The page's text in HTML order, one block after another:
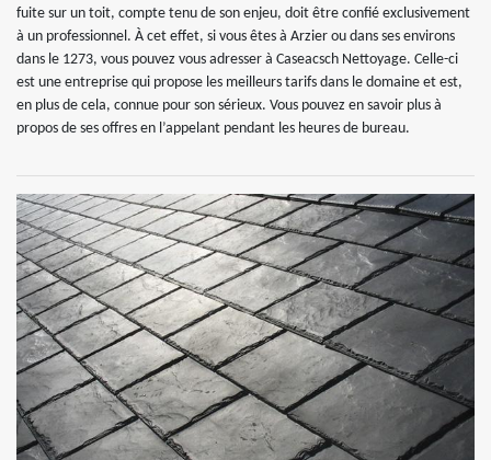
fuite sur un toit, compte tenu de son enjeu, doit être confié exclusivement
à un professionnel. À cet effet, si vous êtes à Arzier ou dans ses environs
dans le 1273, vous pouvez vous adresser à Caseacsch Nettoyage. Celle-ci
est une entreprise qui propose les meilleurs tarifs dans le domaine et est,
en plus de cela, connue pour son sérieux. Vous pouvez en savoir plus à
propos de ses offres en l’appelant pendant les heures de bureau.